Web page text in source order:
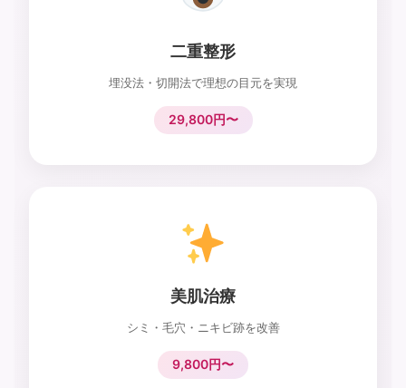
二重整形
埋没法・切開法で理想の目元を実現
29,800円〜
美肌治療
シミ・毛穴・ニキビ跡を改善
9,800円〜